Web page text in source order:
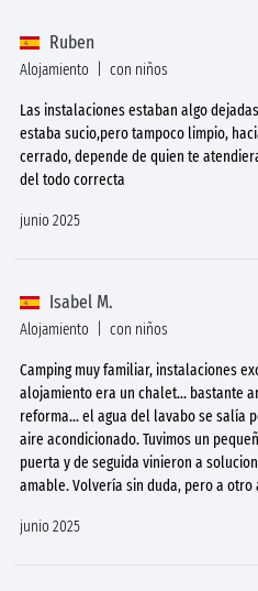
Ruben
Alojamiento con niños
Las instalaciones estaban algo
estaba sucio,pero tampoco limpio,
cerrado, depende de quien te
del todo correcta
junio 2025
Isabel M.
Alojamiento con niños
Camping muy familiar, instalaciones
alojamiento era un chalet... bastante
reforma... el agua del lavabo se salía
aire acondicionado. Tuvimos un
puerta y de seguida vinieron a
amable. Volvería sin duda, pero a
junio 2025